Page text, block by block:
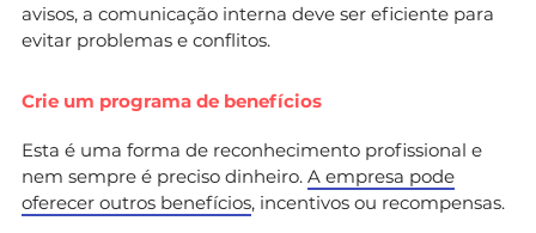
avisos, a comunicação interna deve ser eficiente para
evitar problemas e conflitos.
Crie um programa de benefícios
Esta é uma forma de reconhecimento profissional e
nem sempre é preciso dinheiro. A empresa pode
oferecer outros benefícios, incentivos ou recompensas.